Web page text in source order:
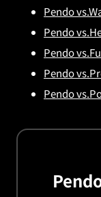
Pendo
Pendo
Pendo
Pendo
Pendo